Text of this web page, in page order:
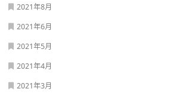
2021年8月
2021年6月
2021年5月
2021年4月
2021年3月